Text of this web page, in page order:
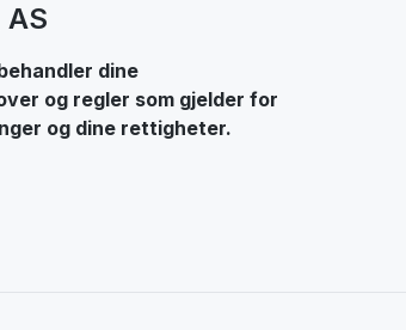
AS
dine
og regler som gjelder for
og dine rettigheter.